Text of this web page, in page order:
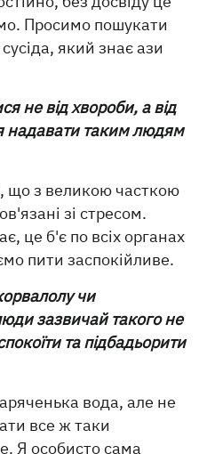
Просимо пошукати
який знає ази
не від хвороби, а від
надавати таким людям
з великою часткою
зі стресом.
це б'є по всіх органах
пити заспокійливе.
чи
зазвичай такого не
та підбадьорити
вода, але не
все ж таки
Я особисто сама